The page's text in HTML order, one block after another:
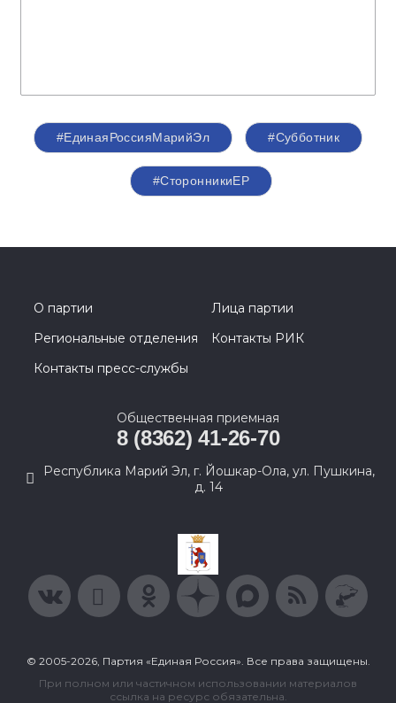
#ЕдинаяРоссияМарийЭл #Субботник
#СторонникиЕР
О партии
Лица партии
Региональные отделения
Контакты РИК
Контакты пресс-службы
Общественная приемная
8 (8362) 41-26-70
Республика Марий Эл, г. Йошкар-Ола, ул. Пушкина,
д. 14
© 2005-2026, Партия «Единая Россия». Все права защищены.
При полном или частичном использовании материалов
ссылка на ресурс обязательна.